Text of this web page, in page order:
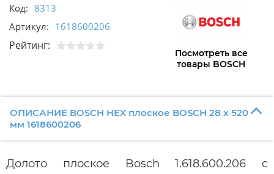
Код: 8313
Артикул: 1618600206
Рейтинг:
Посмотреть все
товары BOSCH
ОПИСАНИЕ BOSCH HEX плоское BOSCH 28 x 520
мм 1618600206
Долото плоское Bosch 1.618.600.206 с